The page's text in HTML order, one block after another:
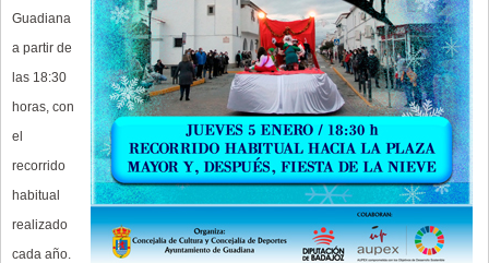
Guadiana
a partir de
las 18:30
horas, con
el
recorrido
habitual
realizado
cada año.